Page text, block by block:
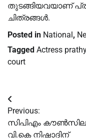
തുടങ്ങിയവയാണ്
ചിത്രങ്ങൾ.
Posted in National,
Tagged Actress
court
Post
navigation
Previous:
സിപിഎം
വി.കെ നിഷാദിന്